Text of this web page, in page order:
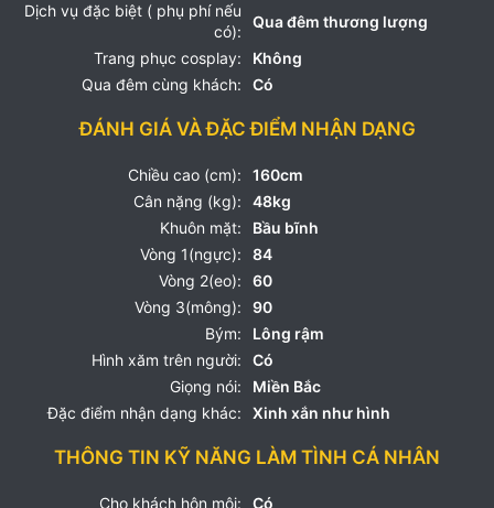
Dịch vụ đặc biệt ( phụ phí nếu
có):
Qua đêm thương lượng
Trang phục cosplay:
Không
Qua đêm cùng khách:
Có
ĐÁNH GIÁ VÀ ĐẶC ĐIỂM NHẬN DẠNG
Chiều cao (cm):
160cm
Cân nặng (kg):
48kg
Khuôn mặt:
Bầu bĩnh
Vòng 1(ngực):
84
Vòng 2(eo):
60
Vòng 3(mông):
90
Bým:
Lông rậm
Hình xăm trên người:
Có
Giọng nói:
Miền Bắc
Đặc điểm nhận dạng khác:
Xinh xắn như hình
THÔNG TIN KỸ NĂNG LÀM TÌNH CÁ NHÂN
Cho khách hôn môi:
Có